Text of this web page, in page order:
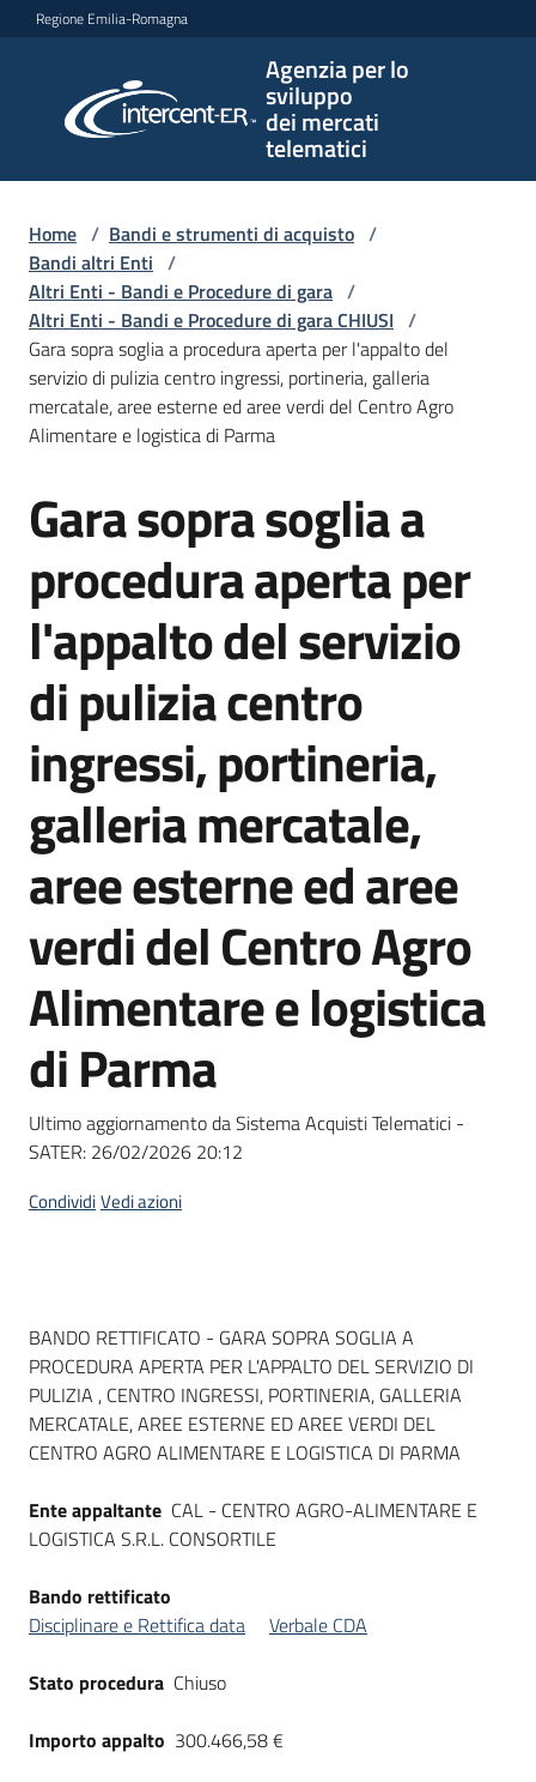
Vai al contenuto
Vai alla navigazione
Vai al footer
Regione Emilia-Romagna
Agenzia per lo
sviluppo
dei mercati
telematici
per lo
sviluppo
telematici
L'Agenzia
Bandi
strumenti
di
Supporto
Piattaforme
telematiche
English
site
Seguici
su
Home / Bandi e strumenti di acquisto /
Bandi altri Enti /
Altri Enti - Bandi e Procedure di gara /
Altri Enti - Bandi e Procedure di gara CHIUSI /
Gara sopra soglia a procedura aperta per l'appalto del
servizio di pulizia centro ingressi, portineria, galleria
mercatale, aree esterne ed aree verdi del Centro Agro
Alimentare e logistica di Parma
Salta al contenuto
Gara sopra soglia a
procedura aperta per
l'appalto del servizio
di pulizia centro
ingressi, portineria,
galleria mercatale,
aree esterne ed aree
verdi del Centro Agro
Alimentare e logistica
di Parma
Ultimo aggiornamento da Sistema Acquisti Telematici -
SATER: 26/02/2026 20:12
CondividiVedi azioni
Dati del bando
BANDO RETTIFICATO - GARA SOPRA SOGLIA A
PROCEDURA APERTA PER L'APPALTO DEL SERVIZIO DI
PULIZIA , CENTRO INGRESSI, PORTINERIA, GALLERIA
MERCATALE, AREE ESTERNE ED AREE VERDI DEL
CENTRO AGRO ALIMENTARE E LOGISTICA DI PARMA
Ente appaltante CAL - CENTRO AGRO-ALIMENTARE E
LOGISTICA S.R.L. CONSORTILE
Bando rettificato
Disciplinare e Rettifica data
Verbale CDA
Stato procedura Chiuso
Importo appalto 300.466,58 €